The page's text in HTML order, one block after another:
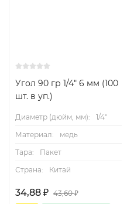
Угол 90 гр 1/4" 6 мм (100
шт. в уп.)
Диаметр (дюйм, мм):
1/4"
Материал:
медь
Тара:
Пакет
Страна:
Китай
34,88 ₽ 43,60₽